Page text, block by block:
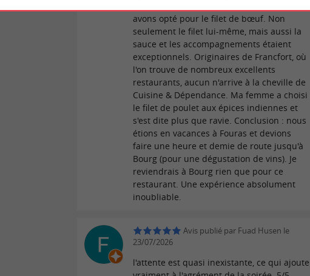
avons opté pour le filet de bœuf. Non
seulement le filet lui-même, mais aussi la
sauce et les accompagnements étaient
exceptionnels. Originaires de Francfort, où
l'on trouve de nombreux excellents
restaurants, aucun n'arrive à la cheville de
Cuisine & Dépendance. Ma femme a choisi
le filet de poulet aux épices indiennes et
s'est dite plus que ravie. Conclusion : nous
étions en vacances à Fouras et devions
faire une heure et demie de route jusqu'à
Bourg (pour une dégustation de vins). Je
reviendrais à Bourg rien que pour ce
restaurant. Une expérience absolument
inoubliable.
Avis publié par Fuad Husen le
23/07/2026
l'attente est quasi inexistante, ce qui ajoute